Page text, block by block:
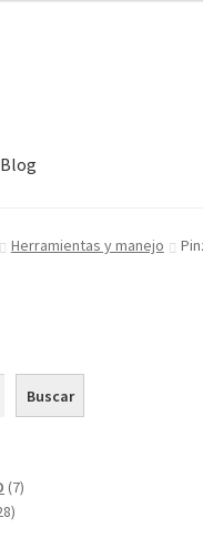
Blog
Herramientas y manejo
Buscar
77
28